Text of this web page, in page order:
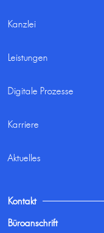
Kanzlei
Leistungen
Digitale Prozesse
Karriere
Aktuelles
Kontakt
Büroanschrift